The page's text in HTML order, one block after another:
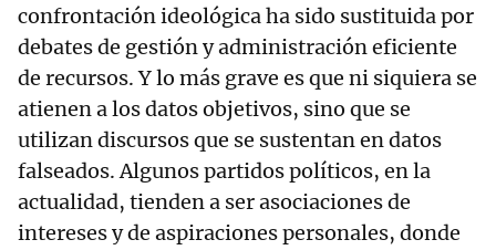
confrontación ideológica ha sido sustituida por
debates de gestión y administración eficiente
de recursos. Y lo más grave es que ni siquiera se
atienen a los datos objetivos, sino que se
utilizan discursos que se sustentan en datos
falseados. Algunos partidos políticos, en la
actualidad, tienden a ser asociaciones de
intereses y de aspiraciones personales, donde